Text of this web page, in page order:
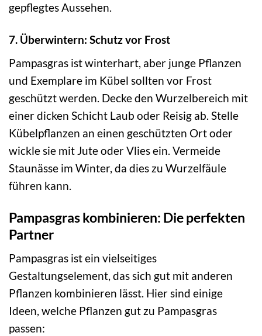
gepflegtes Aussehen.
7. Überwintern: Schutz vor Frost
Pampasgras ist winterhart, aber junge Pflanzen
und Exemplare im Kübel sollten vor Frost
geschützt werden. Decke den Wurzelbereich mit
einer dicken Schicht Laub oder Reisig ab. Stelle
Kübelpflanzen an einen geschützten Ort oder
wickle sie mit Jute oder Vlies ein. Vermeide
Staunässe im Winter, da dies zu Wurzelfäule
führen kann.
Pampasgras kombinieren: Die perfekten
Partner
Pampasgras ist ein vielseitiges
Gestaltungselement, das sich gut mit anderen
Pflanzen kombinieren lässt. Hier sind einige
Ideen, welche Pflanzen gut zu Pampasgras
passen: